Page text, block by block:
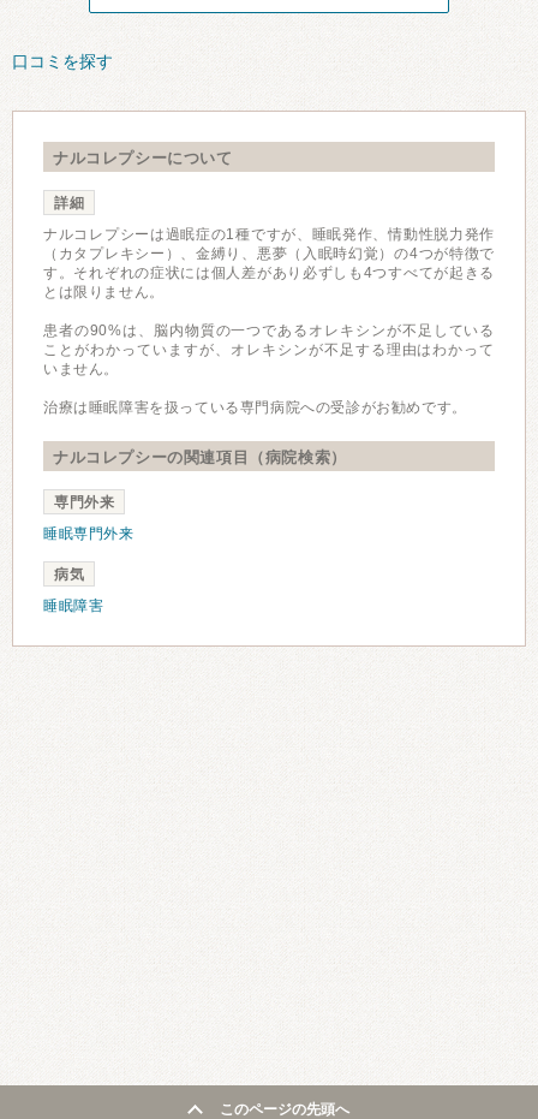
口コミを探す
ナルコレプシーについて
詳細
ナルコレプシーは過眠症の1種ですが、睡眠発作、情動性脱力発作
（カタプレキシー）、金縛り、悪夢（入眠時幻覚）の4つが特徴で
す。それぞれの症状には個人差があり必ずしも4つすべてが起きる
とは限りません。
患者の90%は、脳内物質の一つであるオレキシンが不足している
ことがわかっていますが、オレキシンが不足する理由はわかって
いません。
治療は睡眠障害を扱っている専門病院への受診がお勧めです。
ナルコレプシーの関連項目（病院検索）
専門外来
睡眠専門外来
病気
睡眠障害
このページの先頭へ